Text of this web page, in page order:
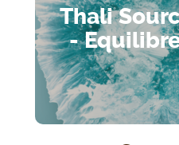
Thali
-